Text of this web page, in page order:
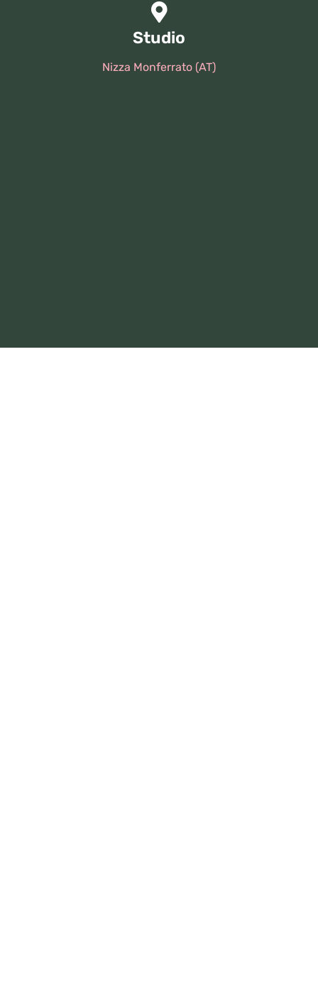
Studio
Nizza Monferrato (AT)